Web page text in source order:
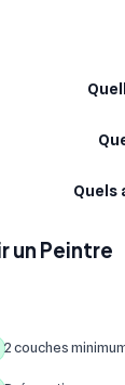
Quels
un Peintre
2 couches